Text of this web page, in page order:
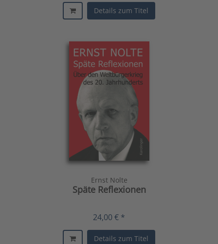
Details zum Titel
Ernst Nolte
Späte Reflexionen
24,00 € *
Details zum Titel